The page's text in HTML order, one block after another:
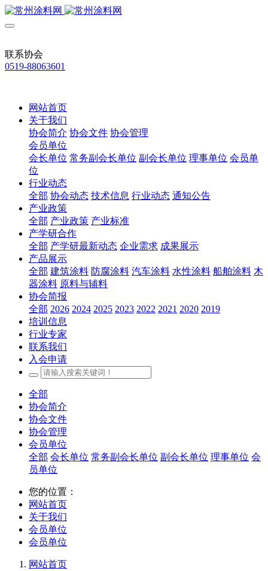
联系协会
0519-88063601
网站首页
关于我们
协会简介 协会文件 协会管理
会员单位
会长单位 常务副会长单位 副会长单位 理事单位 会员单
位
行业动态
全部 协会动态 技术信息 行业动态 通知公告
产业政策
全部 产业政策 产业标准
产学研合作
全部 产学研最新动态 企业需求 成果展示
产品展示
全部 建筑涂料 防腐涂料 汽车涂料 水性涂料 船舶涂料 木
器涂料 原料与辅料
协会简报
全部 2026 2024 2025 2023 2022 2021 2020 2019
培训信息
行业专家
联系我们
入会申请
全部
协会简介
协会文件
协会管理
会员单位
全部 会长单位 常务副会长单位 副会长单位 理事单位 会
员单位
您的位置：
网站首页
关于我们
会员单位
会员单位
网站首页